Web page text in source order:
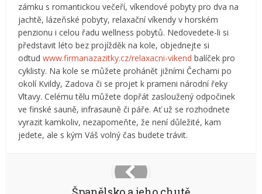
zámku s romantickou večeří, víkendové pobyty pro dva na
jachtě, lázeňské pobyty, relaxační víkendy v horském
penzionu i celou řadu wellness pobytů. Nedovedete-li si
představit léto bez projížděk na kole, objednejte si
odtudwww.firmanazazitky.cz/relaxacni-vikend balíček pro
cyklisty. Na kole se můžete prohánět jižními Čechami po
okolí Kvildy, Zadova či se projet k prameni národní řeky
Vltavy. Celému tělu můžete dopřát zasloužený odpočinek
ve finské sauně, infrasauně či páře. Ať už se rozhodnete
vyrazit kamkoliv, nezapomeňte, že není důležité, kam
jedete, ale s kým Váš volný čas budete trávit.